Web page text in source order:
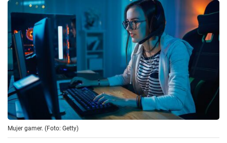
Mujer gamer. (Foto: Getty)